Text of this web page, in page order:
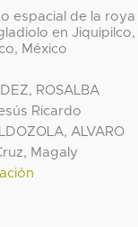
espacial de la roya
en Jiquipilco,
México
ROSALBA
Ricardo
ALVARO
Magaly